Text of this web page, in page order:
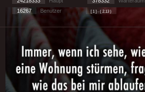
16267
Benutzer [ 1 ] - ( 2.13 )